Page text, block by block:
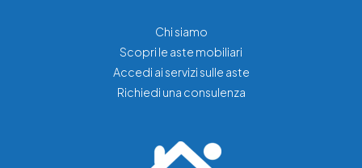
Chi siamo
Scopri le aste mobiliari
Accedi ai servizi sulle aste
Richiedi una consulenza